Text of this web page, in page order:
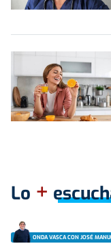
Lo +
ONDA VASCA CON JOSÉ